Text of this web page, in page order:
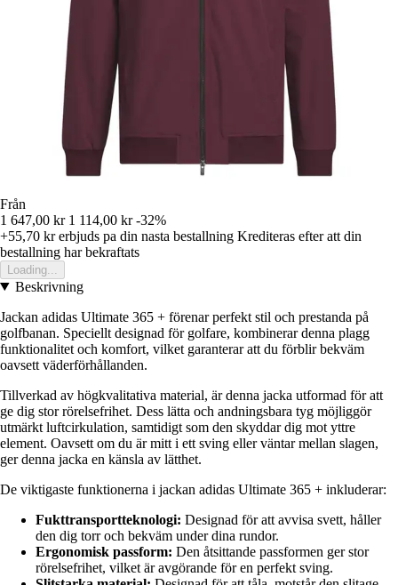
Från
1 647,00 kr 1 114,00 kr -32%
+55,70 krerbjuds pa din nasta bestallning Krediteras efter att din
bestallning har bekraftats
Loading...
Beskrivning
Jackan adidas Ultimate 365 + förenar perfekt stil och prestanda på
golfbanan. Speciellt designad för golfare, kombinerar denna plagg
funktionalitet och komfort, vilket garanterar att du förblir bekväm
oavsett väderförhållanden.
Tillverkad av högkvalitativa material, är denna jacka utformad för att
ge dig stor rörelsefrihet. Dess lätta och andningsbara tyg möjliggör
utmärkt luftcirkulation, samtidigt som den skyddar dig mot yttre
element. Oavsett om du är mitt i ett sving eller väntar mellan slagen,
ger denna jacka en känsla av lätthet.
De viktigaste funktionerna i jackan adidas Ultimate 365 + inkluderar:
Fukttransportteknologi: Designad för att avvisa svett, håller
den dig torr och bekväm under dina rundor.
Ergonomisk passform: Den åtsittande passformen ger stor
rörelsefrihet, vilket är avgörande för en perfekt sving.